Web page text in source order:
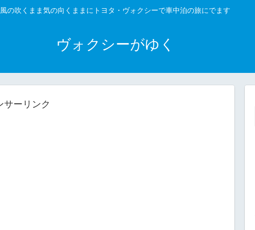
風の吹くまま気の向くままにトヨタ・ヴォクシーで車中泊の旅にでます
ヴォクシーがゆく
サーリンク